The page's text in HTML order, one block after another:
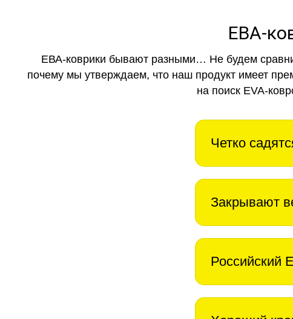
ЕВА-
ЕВА-коврики бывают разными… Не будем
почему мы утверждаем, что наш продукт имеет
на поиск EVA-
Четко
Закрывают
Российский